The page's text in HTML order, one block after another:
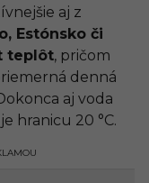
aj z
Estónsko či
teplôt, pričom
denná
aj voda
hranicu 20 °C.